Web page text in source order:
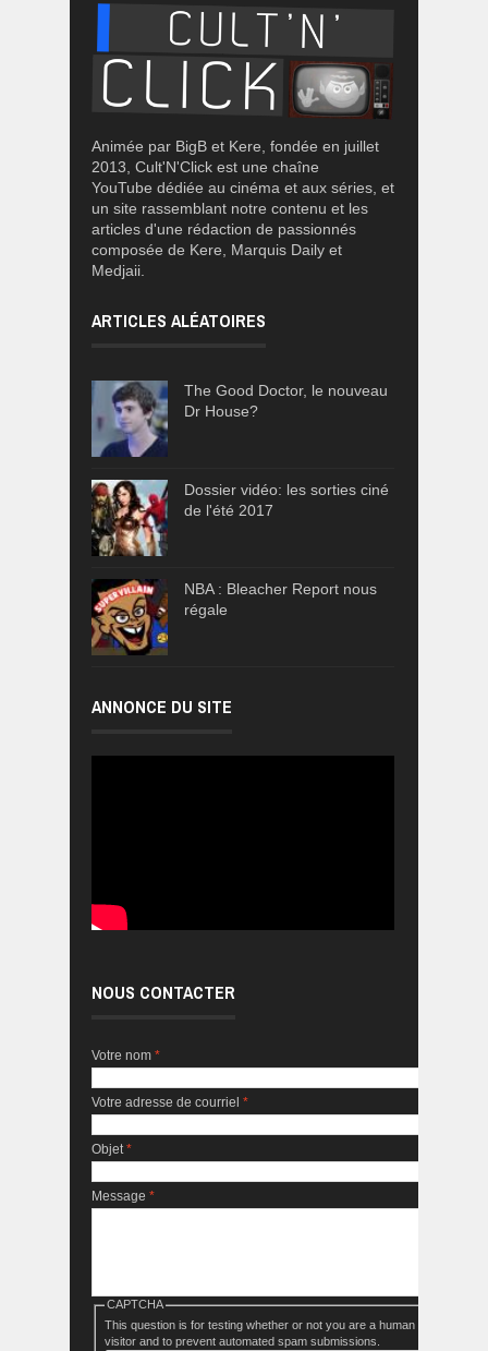
Animée par BigB et Kere, fondée en juillet
2013, Cult'N'Click est une chaîne
YouTube dédiée au cinéma et aux séries, et
un site rassemblant notre contenu et les
articles d'une rédaction de passionnés
composée de Kere, Marquis Daily et
Medjaii.
ARTICLES ALÉATOIRES
The Good Doctor, le nouveau
Dr House?
Dossier vidéo: les sorties ciné
de l'été 2017
NBA : Bleacher Report nous
régale
ANNONCE DU SITE
NOUS CONTACTER
Votre nom *
Votre adresse de courriel *
Objet*
Message *
CAPTCHA
This question is for testing whether or not you are a human
visitor and to prevent automated spam submissions.